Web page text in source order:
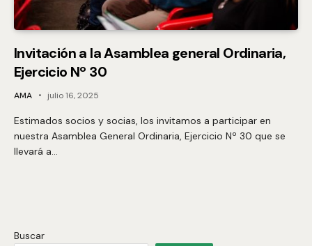
Invitación a la Asamblea general Ordinaria,
Ejercicio Nº 30
AMA julio 16, 2025
Estimados socios y socias, los invitamos a participar en
nuestra Asamblea General Ordinaria, Ejercicio Nº 30 que se
llevará a…
Buscar